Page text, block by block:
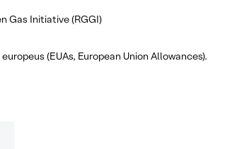
Gas Initiative (RGGI)
(EUAs, European Union Allowances).